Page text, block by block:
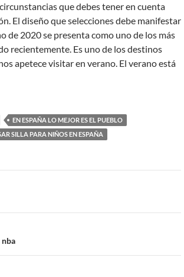
que debes tener en cuenta
El diseño que selecciones debe manifestar
de 2020 se presenta como uno de los más
recientemente. Es uno de los destinos
apetece visitar en verano. El verano está
EN ESPAÑA LO MEJOR ES EL PUEBLO
SILLA PARA NIÑOS EN ESPAÑA